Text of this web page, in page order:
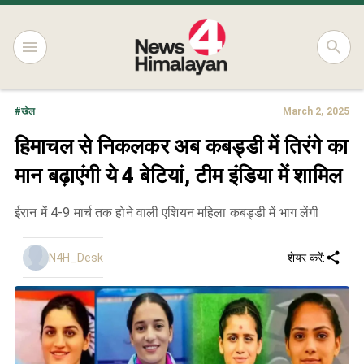
#खेल March 2, 2025
हिमाचल से निकलकर अब कबड्डी में तिरंगे का
मान बढ़ाएंगी ये 4 बेटियां, टीम इंडिया में शामिल
ईरान में 4-9 मार्च तक होने वाली एशियन महिला कबड्डी में भाग लेंगी
N4H_Desk शेयर करें: